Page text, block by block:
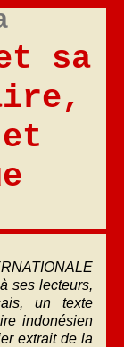
sa
ses lecteurs,
un texte
indonésien
extrait de la